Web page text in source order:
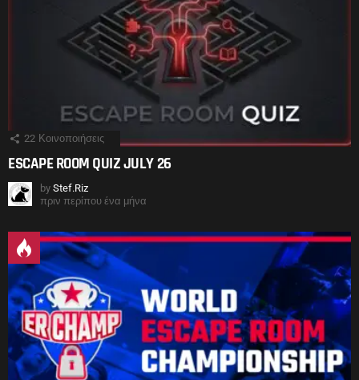
22 Κοινοποιήσεις
ESCAPE ROOM QUIZ JULY 26
by Stef.Riz
πριν περίπου ένα μήνα